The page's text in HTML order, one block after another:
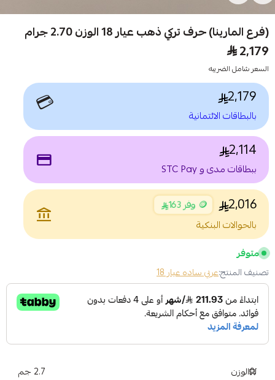
(فرع المارينا) حرف تركي ذهب عيار 18 الوزن 2.70 جرام
2,179
السعر شامل الضريبه
2,179
بالبطاقات الائتمانية 💳
2,114
ببطاقات مدى و STC Pay payment
2,016 🪙 وفر 163
بالحوالات البنكية
account_balance
متوفر
تصنيف المنتج:عربي ساده عيار 18
الوزن 2.7 جم